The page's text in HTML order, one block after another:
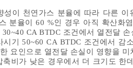
성이 천연가스 분율에 따라 다른
분율이 60 %인 경우 아직 확산화
CA BTDC 조건에서 열전달
시기 50~60 CA BTDC 조건에서 감
요인으로 열전달 손실이 영향을
축비가 낮은 경우에서 더 크기도 한